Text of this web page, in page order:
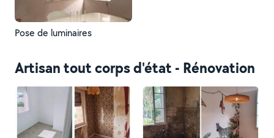
Pose de luminaires
Artisan tout corps d'état - Rénovation